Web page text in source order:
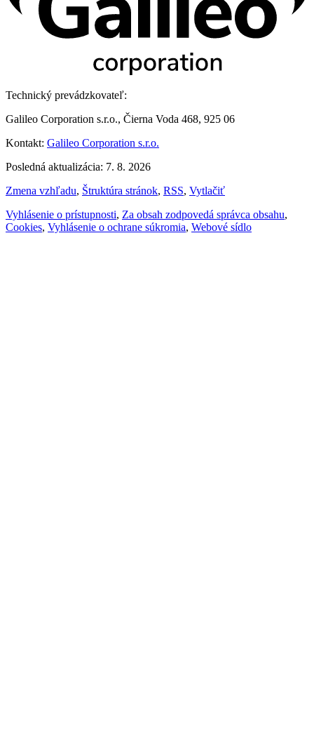
Technický prevádzkovateľ:
Galileo Corporation s.r.o., Čierna Voda 468, 925 06
Kontakt: Galileo Corporation s.r.o.
Posledná aktualizácia: 7. 8. 2026
Zmena vzhľadu, Štruktúra stránok, RSS, Vytlačiť
Vyhlásenie o prístupnosti, Za obsah zodpovedá správca obsahu,
Cookies, Vyhlásenie o ochrane súkromia, Webové sídlo